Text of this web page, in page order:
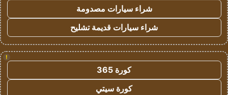
شراء سيارات مصدومة
شراء سيارات قديمة تشليح
!
كورة 365
كورة سيتي